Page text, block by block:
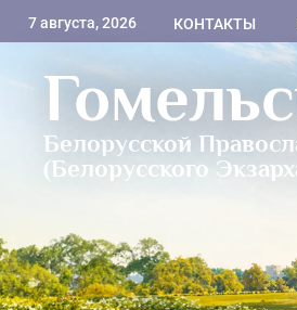
7 августа, 2026 КОНТАКТЫ
Белорусской
(Белорусского